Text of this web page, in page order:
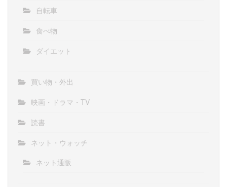
自転車
食べ物
ダイエット
買い物・外出
映画・ドラマ・TV
読書
ネット・ウォッチ
ネット通販